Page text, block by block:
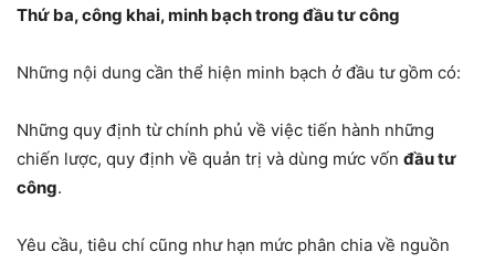
Thứ ba, công khai, minh bạch trong đầu tư công
Những nội dung cần thể hiện minh bạch ở đầu tư gồm có:
Những quy định từ chính phủ về việc tiến hành những
chiến lược, quy định về quản trị và dùng mức vốn đầu tư
công.
Yêu cầu, tiêu chí cũng như hạn mức phân chia về nguồn